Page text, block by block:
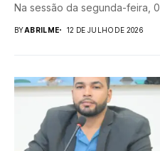
Na sessão da segunda-feira,
BYABRILME 12 DE JULHO DE 2026